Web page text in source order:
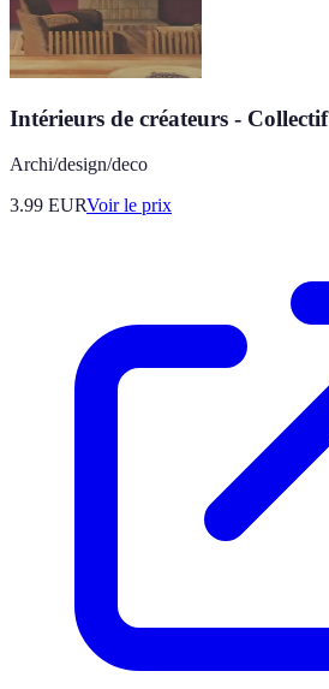
Intérieurs de créateurs - Collectif
Archi/design/deco
3.99 EURVoir le prix